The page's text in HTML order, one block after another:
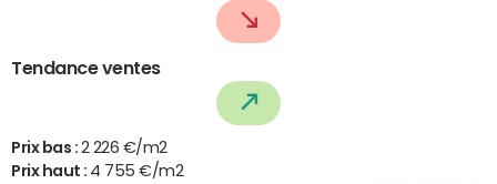
Tendance ventes
Prix bas : 2 226 €/m2
Prix haut : 4 755 €/m2